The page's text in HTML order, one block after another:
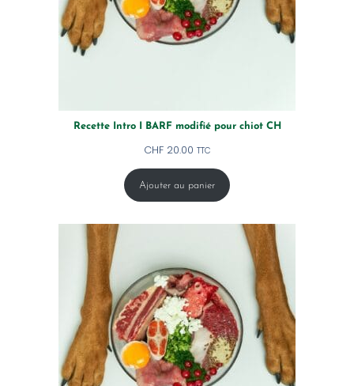
Recette Intro I BARF modifié pour chiot CH
CHF20.00 TTC
Ajouter au panier